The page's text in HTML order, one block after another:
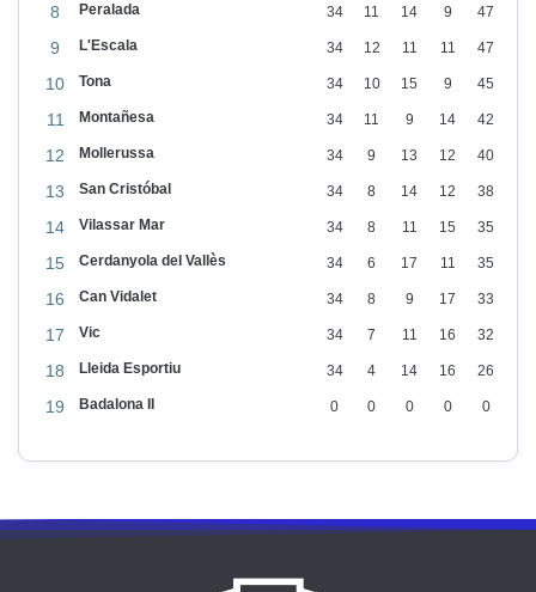
8 Peralada 34 11 14 9 47
9 L'Escala 34 12 11 11 47
10 Tona 34 10 15 9 45
11 Montañesa 34 11 9 14 42
12 Mollerussa 34 9 13 12 40
13 San Cristóbal 34 8 14 12 38
14 Vilassar Mar 34 8 11 15 35
15 Cerdanyola del Vallès 34 6 17 11 35
16 Can Vidalet 34 8 9 17 33
17 Vic 34 7 11 16 32
18 Lleida Esportiu 34 4 14 16 26
19 Badalona II 0 0 0 0 0